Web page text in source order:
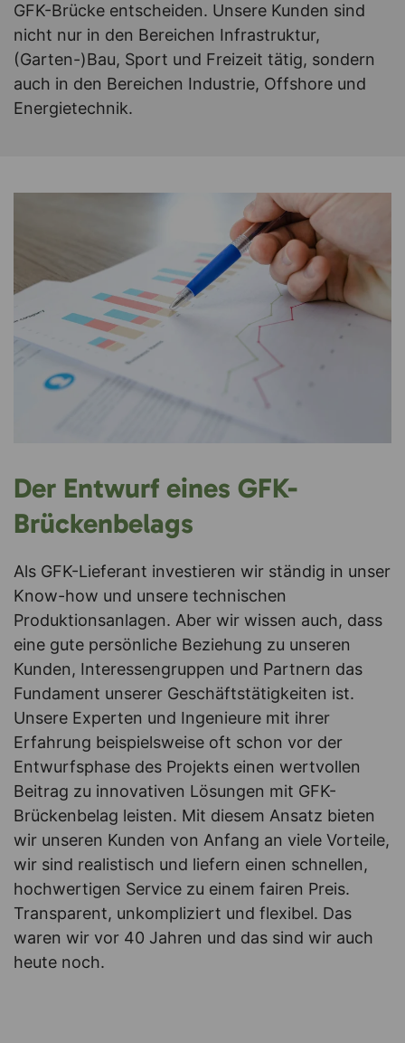
GFK-Brücke entscheiden. Unsere Kunden sind
nicht nur in den Bereichen Infrastruktur,
(Garten-)Bau, Sport und Freizeit tätig, sondern
auch in den Bereichen Industrie, Offshore und
Energietechnik.
Der Entwurf eines GFK-
Brückenbelags
Als GFK-Lieferant investieren wir ständig in unser
Know-how und unsere technischen
Produktionsanlagen. Aber wir wissen auch, dass
eine gute persönliche Beziehung zu unseren
Kunden, Interessengruppen und Partnern das
Fundament unserer Geschäftstätigkeiten ist.
Unsere Experten und Ingenieure mit ihrer
Erfahrung beispielsweise oft schon vor der
Entwurfsphase des Projekts einen wertvollen
Beitrag zu innovativen Lösungen mit GFK-
Brückenbelag leisten. Mit diesem Ansatz bieten
wir unseren Kunden von Anfang an viele Vorteile,
wir sind realistisch und liefern einen schnellen,
hochwertigen Service zu einem fairen Preis.
Transparent, unkompliziert und flexibel. Das
waren wir vor 40 Jahren und das sind wir auch
heute noch.